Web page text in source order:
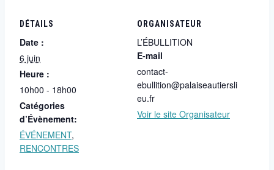
DÉTAILS
Date :
6 juin
Heure :
10h00 - 18h00
Catégories
d’Évènement:
ÉVÉNEMENT,
RENCONTRES
ORGANISATEUR
L’ÉBULLITION
E-mail
contact-
ebullition@palaiseautiersli
eu.fr
Voir le site Organisateur